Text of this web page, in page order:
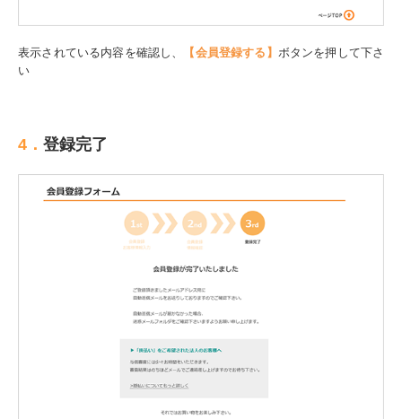
表示されている内容を確認し、 【会員登録する】 ボタンを押して下さ
い
4． 登録完了